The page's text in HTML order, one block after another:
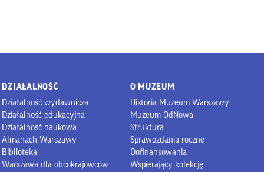
DZIAŁALNOŚĆ
Działalność wydawnicza
Działalność edukacyjna
Działalność naukowa
Almanach Warszawy
Biblioteka
Warszawa dla obcokrajowców
O MUZEUM
Historia Muzeum Warszawy
Muzeum OdNowa
Struktura
Sprawozdania roczne
Dofinansowania
Wspierający kolekcję